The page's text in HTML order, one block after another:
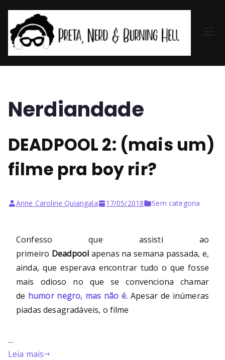
et
er
&
rni
ng
He
Nerdiandade
DEADPOOL 2: (mais um)
filme pra boy rir?
Anne Caroline Quiangala 17/05/2018 Sem categoria
Confesso que assisti ao
primeiro Deadpool apenas na semana passada, e,
ainda, que esperava encontrar tudo o que fosse
mais odioso no que se convenciona chamar
de humor negro, mas não é. Apesar de inúmeras
piadas desagradáveis, o filme
…
Leia mais